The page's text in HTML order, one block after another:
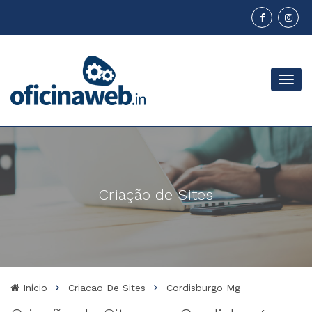
Menu
Criação de Sites
Início Criacao De Sites Cordisburgo Mg